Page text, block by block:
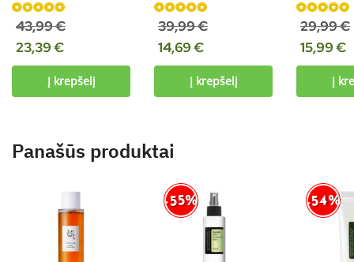
Įvertinimas:
43,99€
23,39€
Į krepšelį
Įvertinimas:
39,99€
14,69€
Į krepšelį
Įvertinimas:
29,99€
15,99€
Į
Panašūs produktai
-55% -54%